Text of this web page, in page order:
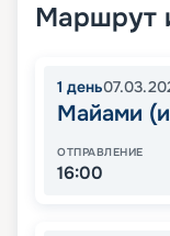
Маршрут
1 день
Майами
ОТПРАВЛЕНИЕ
16:00